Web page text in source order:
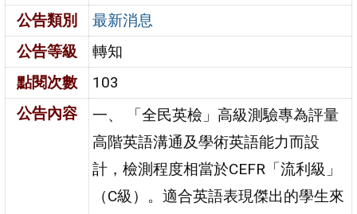
公告類別
最新消息
公告等級
轉知
點閱次數
103
公告內容
一、 「全民英檢」高級測驗專為評量
高階英語溝通及學術英語能力而設
計，檢測程度相當於CEFR「流利級」
（C級）。適合英語表現傑出的學生來